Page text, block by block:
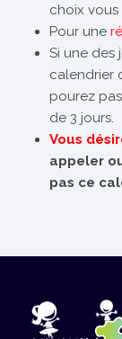
choix vous
Pour une
Si une des
calendrier
pourez
de 3 jours.
Vous
appeler
pas ce